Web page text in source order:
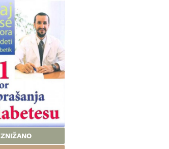
ZNIŽANO